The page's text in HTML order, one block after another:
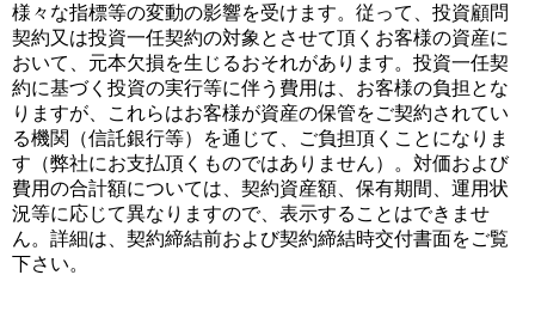
様々な指標等の変動の影響を受けます。従って、投資顧問
契約又は投資一任契約の対象とさせて頂くお客様の資産に
おいて、元本欠損を生じるおそれがあります。投資一任契
約に基づく投資の実行等に伴う費用は、お客様の負担とな
りますが、これらはお客様が資産の保管をご契約されてい
る機関（信託銀行等）を通じて、ご負担頂くことになりま
す（弊社にお支払頂くものではありません）。対価および
費用の合計額については、契約資産額、保有期間、運用状
況等に応じて異なりますので、表示することはできませ
ん。詳細は、契約締結前および契約締結時交付書面をご覧
下さい。